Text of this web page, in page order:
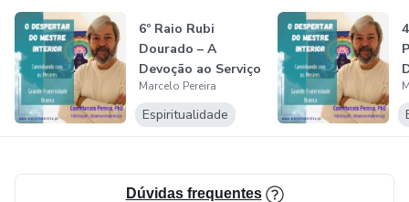
6º Raio Rubi
Dourado – A
Devoção ao Serviço
- “O Despertar d...
Marcelo Pereira
Espiritualidade
Dúvidas frequentes